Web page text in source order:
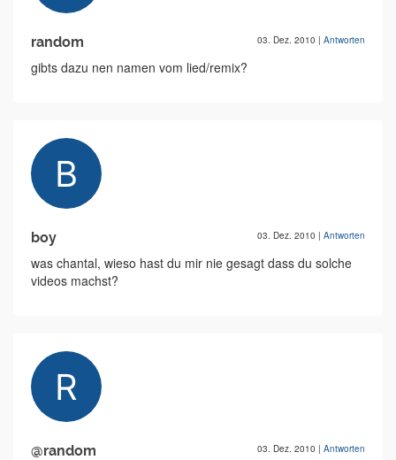
random 03. Dez. 2010 | Antworten
gibts dazu nen namen vom lied/remix?
boy 03. Dez. 2010 | Antworten
was chantal, wieso hast du mir nie gesagt dass du solche
videos machst?
@random 03. Dez. 2010 | Antworten